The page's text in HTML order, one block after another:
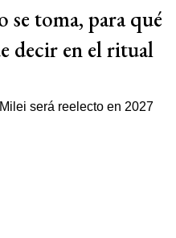
se toma, para qué
decir en el ritual